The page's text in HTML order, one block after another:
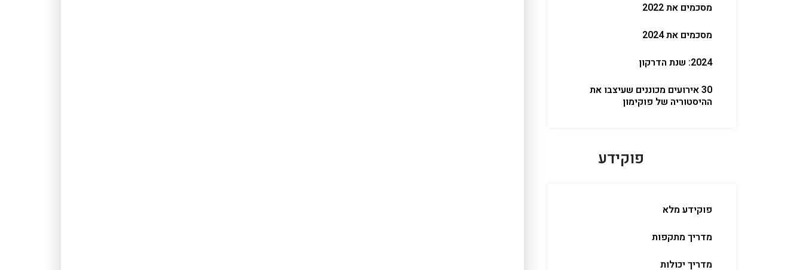
מסכמים את 2022
מסכמים את 2024
2024: שנת הדרקון
30 אירועים מכוננים שעיצבו את
ההיסטוריה של פוקימון
פוקידע
פוקידע מלא
מדריך מתקפות
מדריך יכולות